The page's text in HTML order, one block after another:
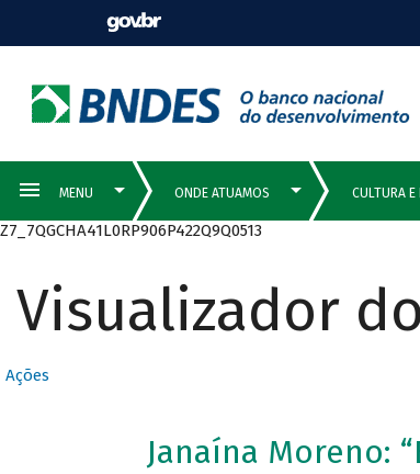
Z7_7QGCHA41L0RP906P422Q9Q0513
Visualizador
Ações
Janaína Moreno: